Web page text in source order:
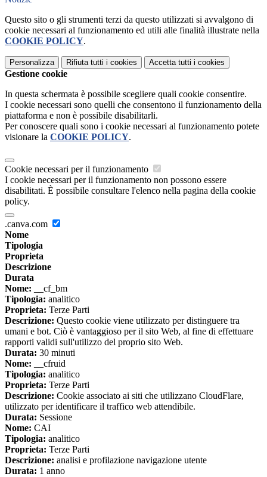
Questo sito o gli strumenti terzi da questo utilizzati si avvalgono di
cookie necessari al funzionamento ed utili alle finalità illustrate nella
COOKIE POLICY.
Personalizza Rifiuta tutti i cookies Accetta tutti i cookies
Gestione cookie
In questa schermata è possibile scegliere quali cookie consentire.
I cookie necessari sono quelli che consentono il funzionamento della
piattaforma e non è possibile disabilitarli.
Per conoscere quali sono i cookie necessari al funzionamento potete
visionare la COOKIE POLICY.
Cookie necessari per il funzionamento
I cookie necessari per il funzionamento non possono essere
disabilitati. È possibile consultare l'elenco nella pagina della cookie
policy.
.canva.com
Nome
Tipologia
Proprieta
Descrizione
Durata
Nome: __cf_bm
Tipologia: analitico
Proprieta: Terze Parti
Descrizione: Questo cookie viene utilizzato per distinguere tra
umani e bot. Ciò è vantaggioso per il sito Web, al fine di effettuare
rapporti validi sull'utilizzo del proprio sito Web.
Durata: 30 minuti
Nome: __cfruid
Tipologia: analitico
Proprieta: Terze Parti
Descrizione: Cookie associato ai siti che utilizzano CloudFlare,
utilizzato per identificare il traffico web attendibile.
Durata: Sessione
Nome: CAI
Tipologia: analitico
Proprieta: Terze Parti
Descrizione: analisi e profilazione navigazione utente
Durata: 1 anno